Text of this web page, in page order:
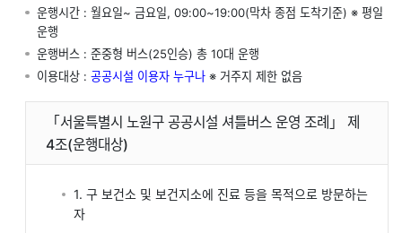
운행시간 : 월요일~ 금요일, 09:00~19:00(막차 종점 도착기준) ※ 평일
운행
운행버스 : 준중형 버스(25인승) 총 10대 운행
이용대상 :공공시설 이용자 누구나 ※ 거주지 제한 없음
「서울특별시 노원구 공공시설 셔틀버스 운영 조례」 제
4조(운행대상)
1. 구 보건소 및 보건지소에 진료 등을 목적으로 방문하는
자